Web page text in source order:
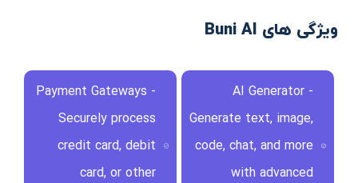
ویژگی های Buni AI
AI Generator -
Generate text, image,
code, chat, and more
with advanced
Payment Gateways -
Securely process
credit card, debit
card, or other